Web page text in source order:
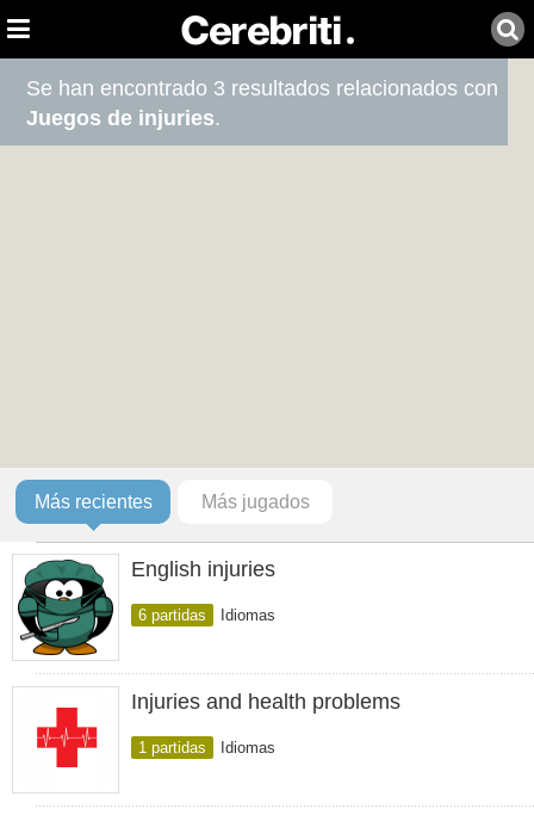
Se han encontrado 3 resultados relacionados con
Juegos de injuries.
Más recientes Más jugados
English injuries
6 partidas Idiomas
Injuries and health problems
1 partidas Idiomas